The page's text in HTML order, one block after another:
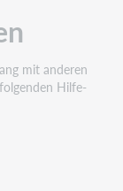
mit anderen
Hilfe-